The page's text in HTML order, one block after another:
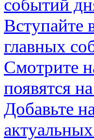
событий
Вступайте
главных
Смотрите
появятся
Добавьте